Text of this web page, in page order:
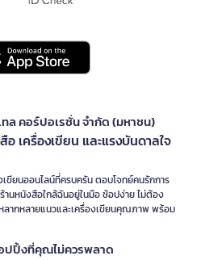
ทล คอร์ปอเรชั่น จำกัด (มหาชน)
เครื่องเขียน และแรงบันดาลใจ
ขียนออนไลน์ที่ครบครัน ตอบโจทย์คนรักการ
นหนังสือใกล้ฉันอยู่ในมือ ช้อปง่าย ไม่ต้อง
ลากหลายแนวและเครื่องเขียนคุณภาพ พร้อม
ปปิ้งที่คุณไม่ควรพลาด